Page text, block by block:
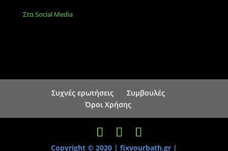
Στα Social Media
Συχνές ερωτήσεις
Συμβουλές
Όροι Χρήσης
Copyright © 2020 | fixyourbath.gr |